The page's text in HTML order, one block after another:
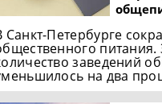
Санкт-Петербурге
питания.
заведений
на два